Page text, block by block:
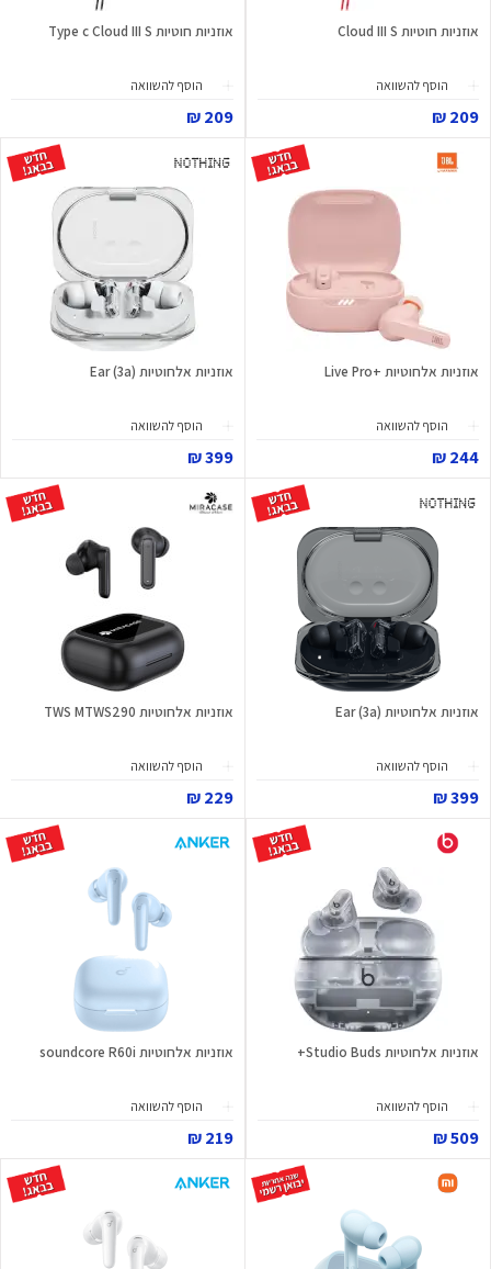
אוזניות חוטיות Cloud III S
הוסף להשוואה
209 ₪
אוזניות חוטיות Type c Cloud III S
הוסף להשוואה
209 ₪
אוזניות אלחוטיות +Live Pro
הוסף להשוואה
244 ₪
אוזניות אלחוטיות Ear (3a)
הוסף להשוואה
399 ₪
אוזניות אלחוטיות Ear (3a)
הוסף להשוואה
399 ₪
אוזניות אלחוטיות TWS MTWS290
הוסף להשוואה
229 ₪
אוזניות אלחוטיות Studio Buds+
הוסף להשוואה
509 ₪
אוזניות אלחוטיות soundcore R60i
הוסף להשוואה
219 ₪